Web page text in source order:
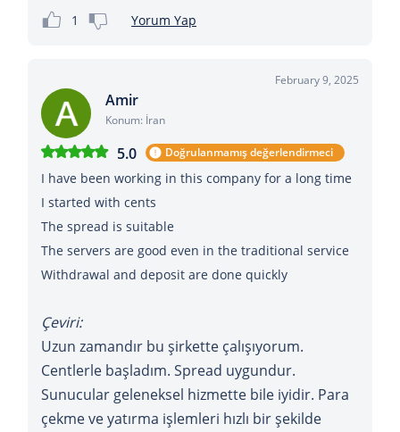
1 Yorum Yap
February 9, 2025
Amir
Konum: İran
5.0 Doğrulanmamış değerlendirmeci
I have been working in this company for a long time
I started with cents
The spread is suitable
The servers are good even in the traditional service
Withdrawal and deposit are done quickly
Çeviri:
Uzun zamandır bu şirkette çalışıyorum.
Centlerle başladım. Spread uygundur.
Sunucular geleneksel hizmette bile iyidir. Para
çekme ve yatırma işlemleri hızlı bir şekilde